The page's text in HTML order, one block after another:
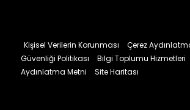
Kişisel Verilerin Korunması Çerez
Güvenliği Politikası
Bilgi Toplumu Hizmetleri
Aydınlatma Metni
Site Haritası